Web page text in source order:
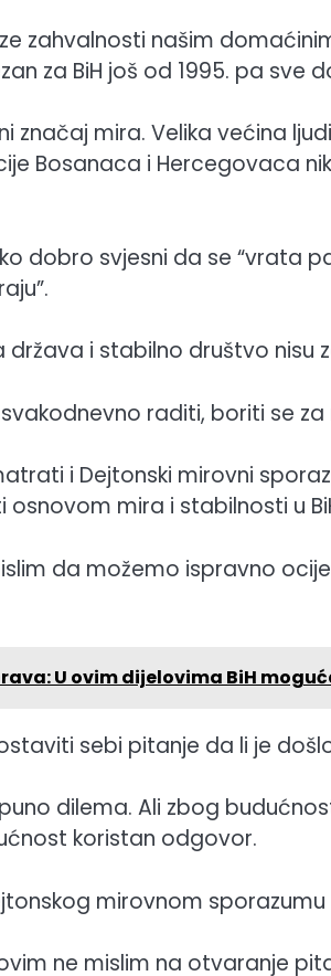
zahvalnosti našim
za BiH još od 1995. pa sve
značaj mira. Velika većina
Bosanaca i Hercegovaca
dobro svjesni da se “vrata
i stabilno društvo nisu
raditi, boriti se za
i Dejtonski mirovni
mira i stabilnosti u
da možemo ispravno
U ovim dijelovima BiH
sebi pitanje da li je
dilema. Ali zbog
koristan odgovor.
mirovnom
ne mislim na otvaranje